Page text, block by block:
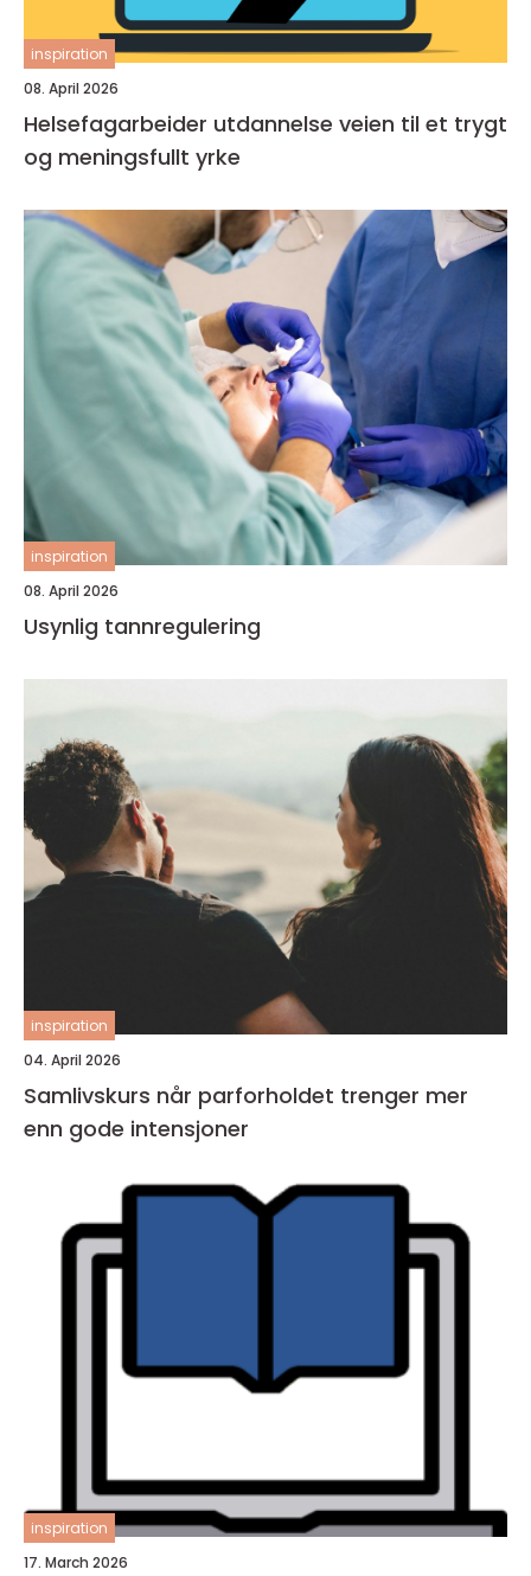
inspiration
08. April 2026
Helsefagarbeider utdannelse veien til et trygt
og meningsfullt yrke
inspiration
08. April 2026
Usynlig tannregulering
inspiration
04. April 2026
Samlivskurs når parforholdet trenger mer
enn gode intensjoner
inspiration
17. March 2026